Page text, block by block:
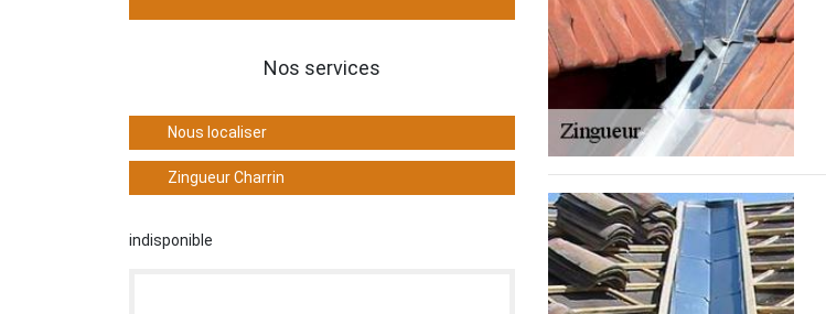
Nos services
Nous localiser
Zingueur Charrin
indisponible